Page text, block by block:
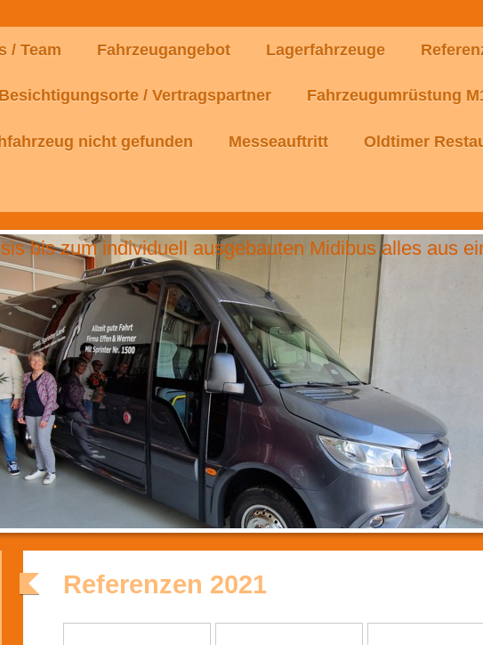
/ Team Fahrzeugangebot Lagerfahrzeuge
Besichtigungsorte / Vertragspartner Fahrzeugumrüstung
nicht gefunden Messeauftritt Oldtimer
bis zum individuell ausgebauten Midibus alles aus
Referenzen 2021